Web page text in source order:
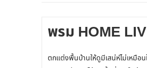
พรม HOME
ตกแต่งพื้นบ้านให้ดูมีเสน่ห์ไม่เหมือ